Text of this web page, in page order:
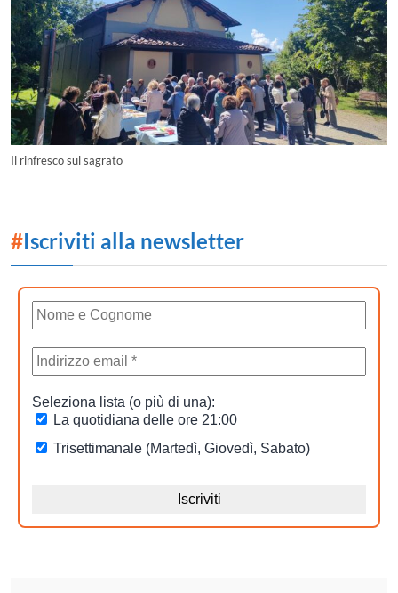
Il rinfresco sul sagrato
#Iscriviti alla newsletter